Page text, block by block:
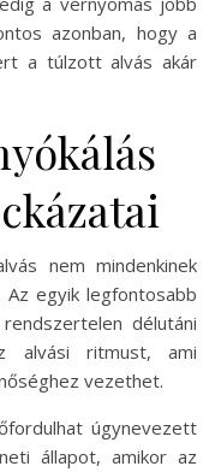
azonban, hogy a
a túlzott alvás akár
nem mindenkinek
egyik legfontosabb
délutáni
alvási ritmust, ami
vezethet.
úgynevezett
állapot, amikor az